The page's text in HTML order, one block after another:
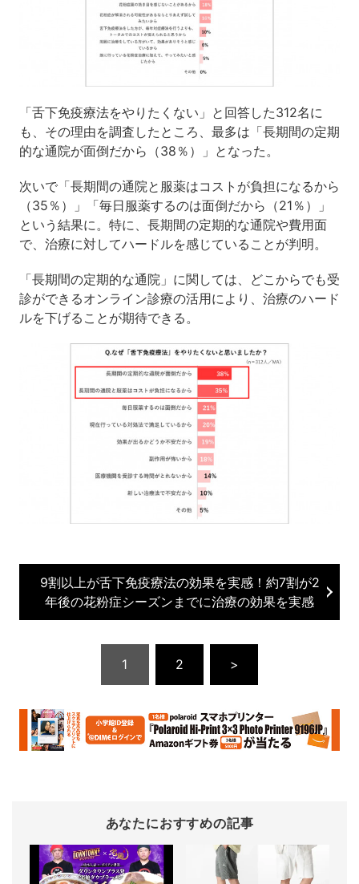
「舌下免疫療法をやりたくない」と回答した312名に
も、その理由を調査したところ、最多は「長期間の定期
的な通院が面倒だから（38％）」となった。
次いで「長期間の通院と服薬はコストが負担になるから
（35％）」「毎日服薬するのは面倒だから（21％）」
という結果に。特に、長期間の定期的な通院や費用面
で、治療に対してハードルを感じていることが判明。
「長期間の定期的な通院」に関しては、どこからでも受
診ができるオンライン診療の活用により、治療のハード
ルを下げることが期待できる。
9割以上が舌下免疫療法の効果を実感！約7割が2
年後の花粉症シーズンまでに治療の効果を実感
1 2 >
あなたにおすすめの記事